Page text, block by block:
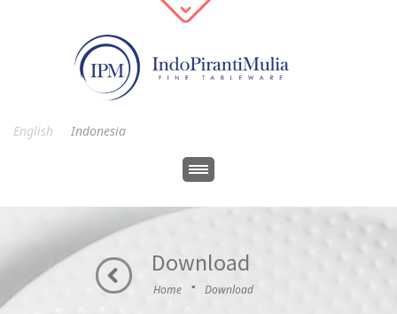
English Indonesia
Download
Home · Download